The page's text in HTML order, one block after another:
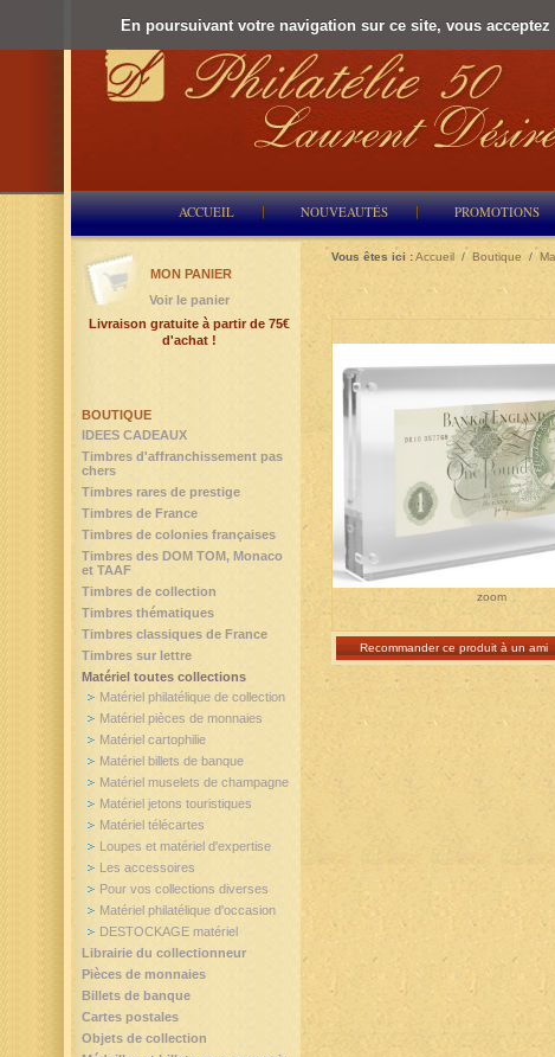
En poursuivant votre navigation sur ce site, vous
ACCUEIL NOUVEAUTÉS PROMOTIONS
Vous êtes ici :Accueil / Boutique /
zoom
Recommander ce produit à un ami
BOUTIQUE
IDEES CADEAUX
Timbres d'affranchissement pas
chers
Timbres rares de prestige
Timbres de France
Timbres de colonies françaises
Timbres des DOM TOM, Monaco
et TAAF
Timbres de collection
Timbres thématiques
Timbres classiques de France
Timbres sur lettre
Matériel toutes collections
Matériel philatélique de collection
Matériel pièces de monnaies
Matériel cartophilie
Matériel billets de banque
Matériel muselets de champagne
Matériel jetons touristiques
Matériel télécartes
Loupes et matériel d'expertise
Les accessoires
Pour vos collections diverses
Matériel philatélique d'occasion
DESTOCKAGE matériel
Librairie du collectionneur
Pièces de monnaies
Billets de banque
Cartes postales
Objets de collection
MON PANIER
Voir le panier
Livraison gratuite à partir de 75€
d'achat !